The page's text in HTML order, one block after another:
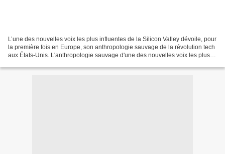
L’une des nouvelles voix les plus influentes de la Silicon Valley dévoile, pour
la première fois en Europe, son anthropologie sauvage de la révolution tech
aux États-Unis. L'anthropologie sauvage d'une des nouvelles voix les plus